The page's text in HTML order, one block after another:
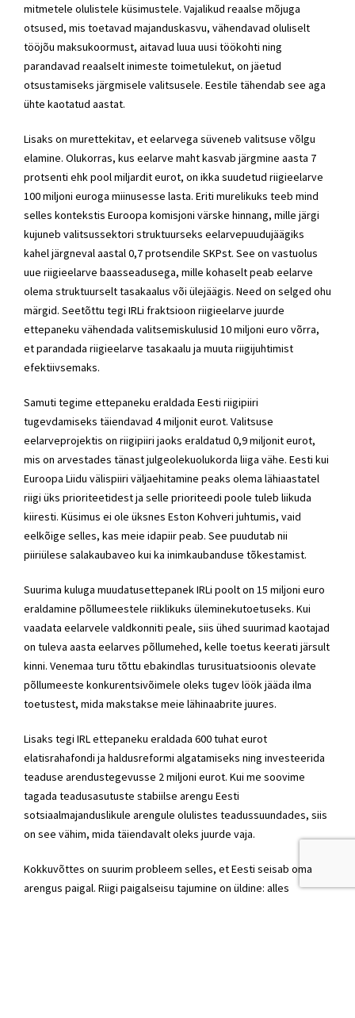
mitmetele olulistele küsimustele. Vajalikud reaalse mõjuga
otsused, mis toetavad majanduskasvu, vähendavad oluliselt
tööjõu maksukoormust, aitavad luua uusi töökohti ning
parandavad reaalselt inimeste toimetulekut, on jäetud
otsustamiseks järgmisele valitsusele. Eestile tähendab see aga
ühte kaotatud aastat.
Lisaks on murettekitav, et eelarvega süveneb valitsuse võlgu
elamine. Olukorras, kus eelarve maht kasvab järgmine aasta 7
protsenti ehk pool miljardit eurot, on ikka suudetud riigieelarve
100 miljoni euroga miinusesse lasta. Eriti murelikuks teeb mind
selles kontekstis Euroopa komisjoni värske hinnang, mille järgi
kujuneb valitsussektori struktuurseks eelarvepuudujäägiks
kahel järgneval aastal 0,7 protsendile SKPst. See on vastuolus
uue riigieelarve baasseadusega, mille kohaselt peab eelarve
olema struktuurselt tasakaalus või ülejäägis. Need on selged ohu
märgid. Seetõttu tegi IRLi fraktsioon riigieelarve juurde
ettepaneku vähendada valitsemiskulusid 10 miljoni euro võrra,
et parandada riigieelarve tasakaalu ja muuta riigijuhtimist
efektiivsemaks.
Samuti tegime ettepaneku eraldada Eesti riigipiiri
tugevdamiseks täiendavad 4 miljonit eurot. Valitsuse
eelarveprojektis on riigipiiri jaoks eraldatud 0,9 miljonit eurot,
mis on arvestades tänast julgeolekuolukorda liiga vähe. Eesti kui
Euroopa Liidu välispiiri väljaehitamine peaks olema lähiaastatel
riigi üks prioriteetidest ja selle prioriteedi poole tuleb liikuda
kiiresti. Küsimus ei ole üksnes Eston Kohveri juhtumis, vaid
eelkõige selles, kas meie idapiir peab. See puudutab nii
piiriülese salakaubaveo kui ka inimkaubanduse tõkestamist.
Suurima kuluga muudatusettepanek IRLi poolt on 15 miljoni euro
eraldamine põllumeestele riiklikuks üleminekutoetuseks. Kui
vaadata eelarvele valdkonniti peale, siis ühed suurimad kaotajad
on tuleva aasta eelarves põllumehed, kelle toetus keerati järsult
kinni. Venemaa turu tõttu ebakindlas turusituatsioonis olevate
põllumeeste konkurentsivõimele oleks tugev löök jääda ilma
toetustest, mida makstakse meie lähinaabrite juures.
Lisaks tegi IRL ettepaneku eraldada 600 tuhat eurot
elatisrahafondi ja haldusreformi algatamiseks ning investeerida
teaduse arendustegevusse 2 miljoni eurot. Kui me soovime
tagada teadusasutuste stabiilse arengu Eesti
sotsiaalmajanduslikule arengule olulistes teadussuundades, siis
on see vähim, mida täiendavalt oleks juurde vaja.
Kokkuvõttes on suurim probleem selles, et Eesti seisab oma
arengus paigal. Riigi paigalseisu tajumine on üldine: alles